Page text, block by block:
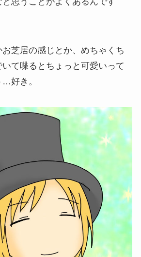
芝居の感じとか、めちゃくち
て喋るとちょっと可愛いって
好き。